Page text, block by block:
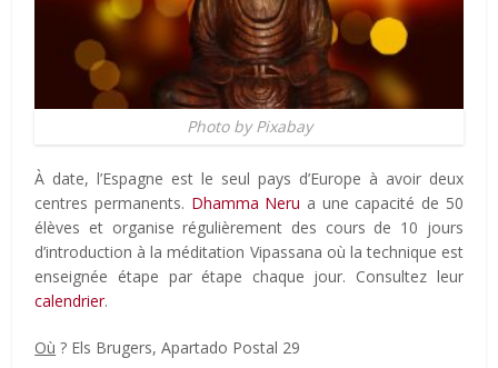
Photo by Pixabay
À date, l’Espagne est le seul pays d’Europe à avoir deux
centres permanents. Dhamma Neru a une capacité de 50
élèves et organise régulièrement des cours de 10 jours
d’introduction à la méditation Vipassana où la technique est
enseignée étape par étape chaque jour. Consultez leur
calendrier.
Où ? Els Brugers, Apartado Postal 29